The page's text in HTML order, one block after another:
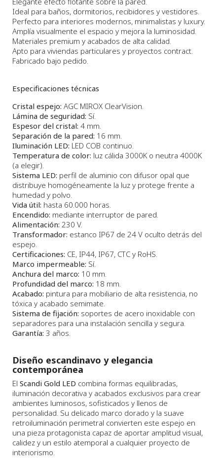
Ideal para baños, dormitorios, recibidores y vestidores.
Perfecto para interiores modernos, minimalistas y luxury.
Amplía visualmente el espacio y mejora la luminosidad.
Materiales premium y acabados de alta calidad.
Apto para viviendas particulares y proyectos contract.
Fabricado bajo pedido.
Especificaciones técnicas
Cristal espejo: AGC MIROX ClearVision.
Lámina de seguridad: Sí.
Espesor del cristal: 4 mm.
Separación de la pared: 16 mm.
Iluminación LED: LED COB continuo.
Temperatura de color: luz cálida 3000K o neutra 4000K
(a elegir).
Sistema LED: perfil de aluminio con difusor opal que
distribuye homogéneamente la luz y protege frente a
humedad y polvo.
Vida útil: hasta 60.000 horas.
Encendido: mediante interruptor de pared.
Alimentación: 230 V.
Transformador: estanco IP67 de 24 V oculto detrás del
espejo.
Certificaciones: CE, IP44, IP67, CTC y RoHS.
Marco impermeable: Sí.
Anchura del marco: 10 mm.
Profundidad del marco: 18 mm.
Acabado: pintura para mobiliario de alta resistencia, no
tóxica y acabado semimate.
Sistema de fijación: soportes de acero inoxidable con
separadores para una instalación sencilla y segura.
Garantía: 3 años.
Diseño escandinavo y elegancia
contemporánea
El Scandi Gold LED combina formas equilibradas,
iluminación decorativa y acabados exclusivos para crear
ambientes luminosos, sofisticados y llenos de
personalidad. Su delicado marco dorado y la suave
retroiluminación perimetral convierten este espejo en
una pieza protagonista capaz de aportar amplitud visual,
calidez y un estilo atemporal a cualquier proyecto de
interiorismo.